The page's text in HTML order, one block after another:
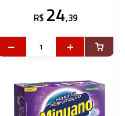
R$ 24,39